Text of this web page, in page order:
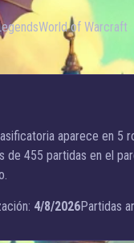
World of Warcraft
aparece en 5
de 455 partidas en el
4/8/2026Partidas